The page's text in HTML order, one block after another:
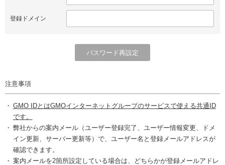
登録ドメイン
注意事項
GMO IDとはGMOインターネットグループのサービスで使える共通ID
です。
弊社からの案内メール（ユーザー登録完了、ユーザー情報変更、ドメ
イン更新、サーバー更新等）で、ユーザー名と登録メールアドレスが
確認できます。
案内メールを2箇所設定している場合は、どちらかが登録メールアドレ